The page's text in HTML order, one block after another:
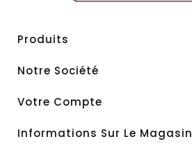
Produits
Notre Société
Votre Compte
Informations Sur Le Magasin